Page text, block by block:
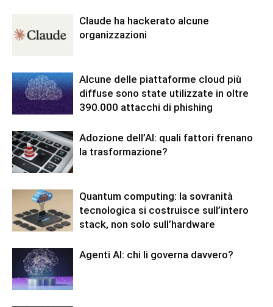
Claude ha hackerato alcune
organizzazioni
Alcune delle piattaforme cloud più
diffuse sono state utilizzate in oltre
390.000 attacchi di phishing
Adozione dell’AI: quali fattori frenano
la trasformazione?
Quantum computing: la sovranità
tecnologica si costruisce sull’intero
stack, non solo sull’hardware
Agenti AI: chi li governa davvero?